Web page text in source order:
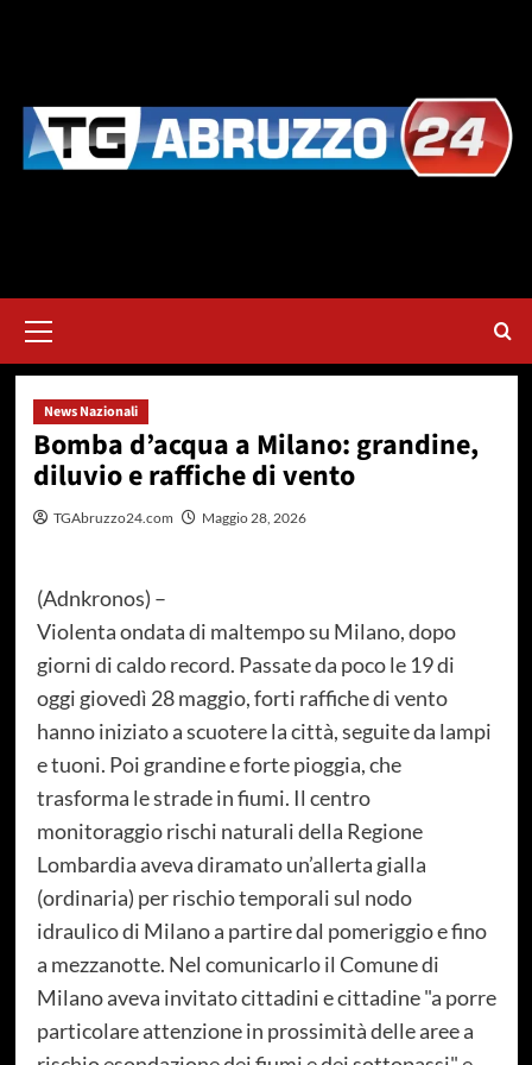
principale
News Nazionali
Bomba d’acqua a Milano: grandine,
diluvio e raffiche di vento
TGAbruzzo24.com Maggio 28, 2026
(Adnkronos) –
Violenta ondata di maltempo su Milano, dopo
giorni di caldo record. Passate da poco le 19 di
oggi giovedì 28 maggio, forti raffiche di vento
hanno iniziato a scuotere la città, seguite da lampi
e tuoni. Poi grandine e forte pioggia, che
trasforma le strade in fiumi. Il centro
monitoraggio rischi naturali della Regione
Lombardia aveva diramato un’allerta gialla
(ordinaria) per rischio temporali sul nodo
idraulico di Milano a partire dal pomeriggio e fino
a mezzanotte. Nel comunicarlo il Comune di
Milano aveva invitato cittadini e cittadine "a porre
particolare attenzione in prossimità delle aree a